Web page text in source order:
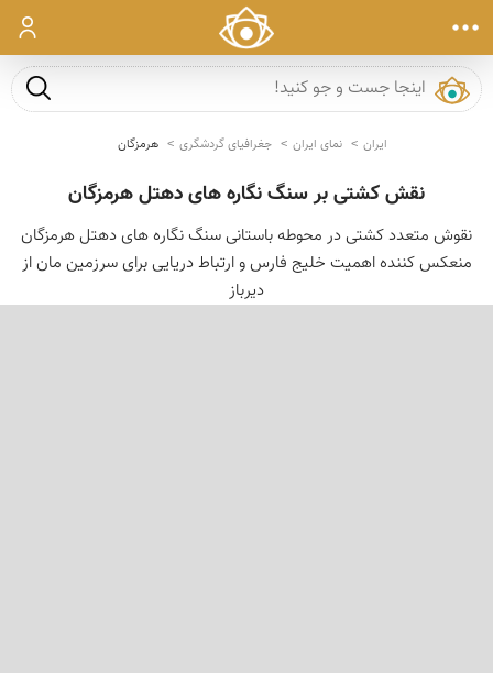
ورود
جست و
ایران نمای ایران جغرافیای گردشگری هرمزگان
نقش کشتی بر سنگ نگاره های دهتل هرمزگان
نقوش متعدد کشتی در محوطه باستانی سنگ نگاره های دهتل هرمزگان
منعکس کننده اهمیت خلیج فارس و ارتباط دریایی برای سرزمین مان از
دیرباز